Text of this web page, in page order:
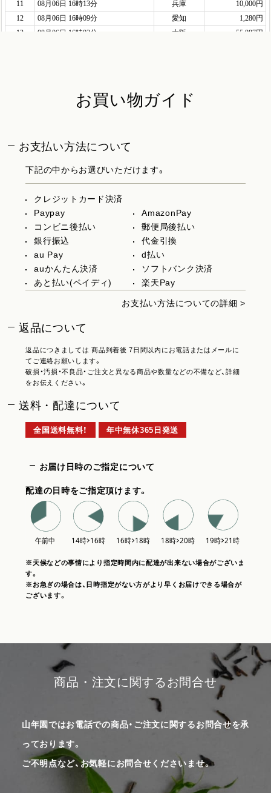
お買い物ガイド
お支払い方法について
下記の中からお選びいただけます。
クレジットカード決済
Paypay
AmazonPay
コンビニ後払い
郵便局後払い
銀行振込
代金引換
au Pay
d払い
auかんたん決済
ソフトバンク決済
あと払い(ペイディ)
楽天Pay
お支払い方法についての詳細 >
返品について
返品につきましては 商品到着後 7日間以内にお電話またはメールに
てご連絡お願いします。
破損・汚損・不良品・ご注文と異なる商品や数量などの不備など、詳細
をお伝えください。
送料・配達について
全国送料無料！ 年中無休365日発送
お届け日時のご指定について
配達の日時をご指定頂けます。
※天候などの事情により指定時間内に配達が出来ない場合がございま
す。
※お急ぎの場合は、日時指定がない方がより早くお届けできる場合が
ございます。
商品・注文に関するお問合せ
山年園ではお電話での商品・ご注文に関するお問合せを承
っております。
ご不明点など、お気軽にお問合せくださいませ。